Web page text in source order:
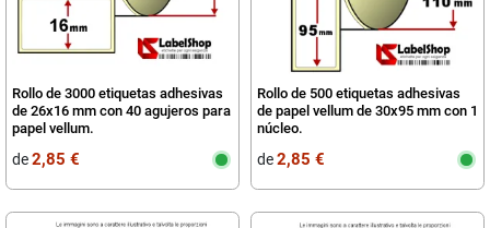
Rollo de 3000 etiquetas adhesivas
de 26x16 mm con 40 agujeros para
papel vellum.
de2,85 €
Rollo de 500 etiquetas adhesivas
de papel vellum de 30x95 mm con 1
núcleo.
de2,85 €